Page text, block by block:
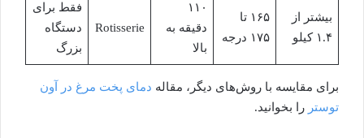
بیشتر از
۱.۴ کیلو
۱۶۵ تا
۱۷۵ درجه
۱۱۰
دقیقه به
بالا
Rotisserie
فقط برای
دستگاه
بزرگ
برای مقایسه با روش‌های دیگر، مقاله دمای پخت مرغ در آون
توستر را بخوانید.